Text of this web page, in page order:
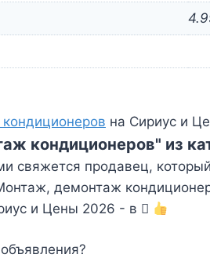
кондиционеров на Сириус и
кондиционеров" из
свяжется продавец,
демонтаж
и Цены 2026 - в